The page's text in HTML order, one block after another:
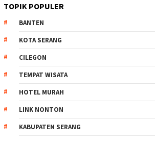
TOPIK POPULER
BANTEN
KOTA SERANG
CILEGON
TEMPAT WISATA
HOTEL MURAH
LINK NONTON
KABUPATEN SERANG